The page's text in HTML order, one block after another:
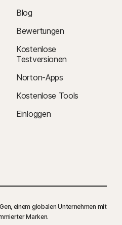
Blog
Bewertungen
Kostenlose
Testversionen
Norton-Apps
Kostenlose Tools
Einloggen
einem globalen Unternehmen mit
Marken.